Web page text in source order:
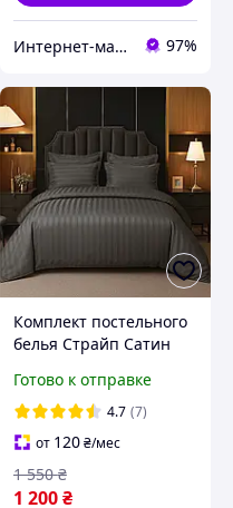
Интернет-магазин "Стильная Штучка" 97%
Комплект постельного
белья Страйп Сатин
размер с простыней на
резинке (темно серая)
Готово к отправке
4.7 (7)
от 120₴/мес
1 200₴
1 550 ₴